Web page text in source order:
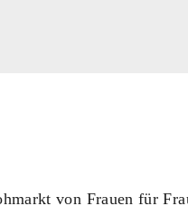
von Frauen für